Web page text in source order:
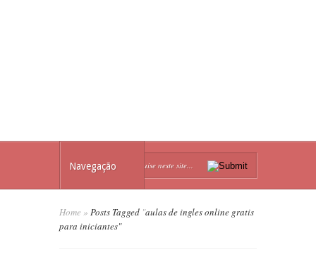
Navegação
Home » Posts Tagged "aulas de ingles online gratis
para iniciantes"